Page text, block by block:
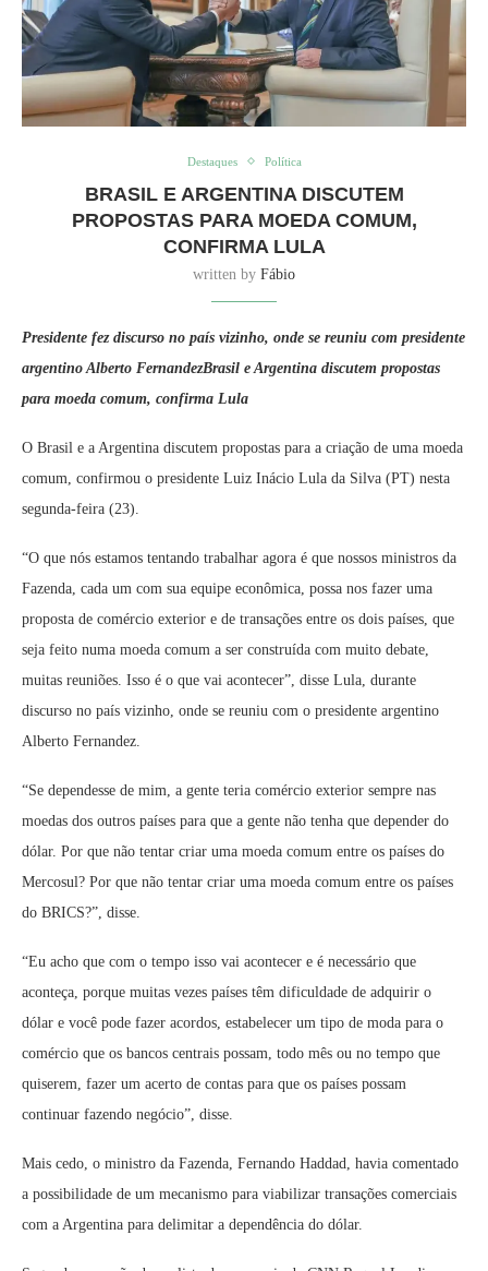
Destaques Política
BRASIL E ARGENTINA DISCUTEM
PROPOSTAS PARA MOEDA COMUM,
CONFIRMA LULA
written by Fábio
Presidente fez discurso no país vizinho, onde se reuniu com presidente
argentino Alberto FernandezBrasil e Argentina discutem propostas
para moeda comum, confirma Lula
O Brasil e a Argentina discutem propostas para a criação de uma moeda
comum, confirmou o presidente Luiz Inácio Lula da Silva (PT) nesta
segunda-feira (23).
“O que nós estamos tentando trabalhar agora é que nossos ministros da
Fazenda, cada um com sua equipe econômica, possa nos fazer uma
proposta de comércio exterior e de transações entre os dois países, que
seja feito numa moeda comum a ser construída com muito debate,
muitas reuniões. Isso é o que vai acontecer”, disse Lula, durante
discurso no país vizinho, onde se reuniu com o presidente argentino
Alberto Fernandez.
“Se dependesse de mim, a gente teria comércio exterior sempre nas
moedas dos outros países para que a gente não tenha que depender do
dólar. Por que não tentar criar uma moeda comum entre os países do
Mercosul? Por que não tentar criar uma moeda comum entre os países
do BRICS?”, disse.
“Eu acho que com o tempo isso vai acontecer e é necessário que
aconteça, porque muitas vezes países têm dificuldade de adquirir o
dólar e você pode fazer acordos, estabelecer um tipo de moda para o
comércio que os bancos centrais possam, todo mês ou no tempo que
quiserem, fazer um acerto de contas para que os países possam
continuar fazendo negócio”, disse.
Mais cedo, o ministro da Fazenda, Fernando Haddad, havia comentado
a possibilidade de um mecanismo para viabilizar transações comerciais
com a Argentina para delimitar a dependência do dólar.